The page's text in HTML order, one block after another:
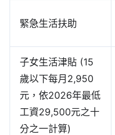
緊急生活扶助
子女生活津貼 (15
歲以下每月2,950
元，依2026年最低
工資29,500元之十
分之一計算)